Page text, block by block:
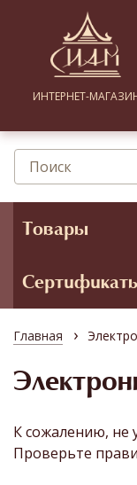
ИНТЕРНЕТ-
Товары
Главная ›
К сожалению, не
Проверьте